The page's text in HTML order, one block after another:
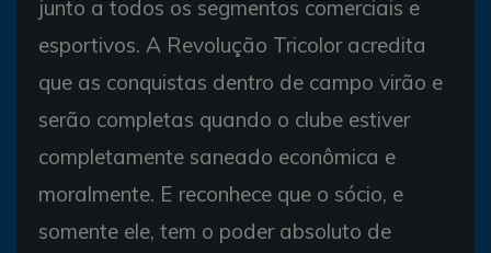
junto a todos os segmentos comerciais e
esportivos. A Revolução Tricolor acredita
que as conquistas dentro de campo virão e
serão completas quando o clube estiver
completamente saneado econômica e
moralmente. E reconhece que o sócio, e
somente ele, tem o poder absoluto de